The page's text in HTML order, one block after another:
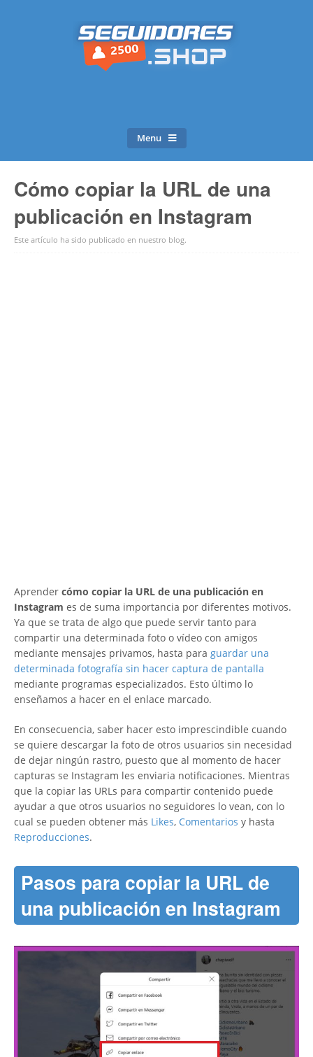
Menu
Cómo copiar la URL de una
publicación en Instagram
Este artículo ha sido publicado en nuestro blog.
Aprender cómo copiar la URL de una publicación en
Instagram es de suma importancia por diferentes motivos.
Ya que se trata de algo que puede servir tanto para
compartir una determinada foto o vídeo con amigos
mediante mensajes privamos, hasta para guardar una
determinada fotografía sin hacer captura de pantalla
mediante programas especializados. Esto último lo
enseñamos a hacer en el enlace marcado.
En consecuencia, saber hacer esto imprescindible cuando
se quiere descargar la foto de otros usuarios sin necesidad
de dejar ningún rastro, puesto que al momento de hacer
capturas se Instagram les enviaria notificaciones. Mientras
que la copiar las URLs para compartir contenido puede
ayudar a que otros usuarios no seguidores lo vean, con lo
cual se pueden obtener más Likes, Comentarios y hasta
Reproducciones.
Pasos para copiar la URL de
una publicación en Instagram